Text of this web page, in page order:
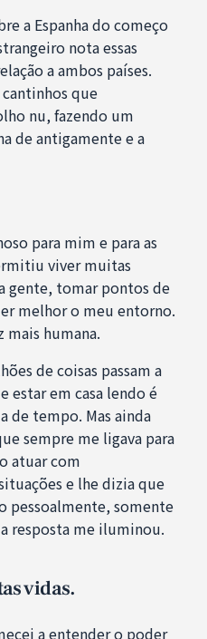
a Espanha do começo
nota essas
a ambos países.
que
nu, fazendo um
de antigamente e a
para mim e para as
viver muitas
gente, tomar pontos de
melhor o meu entorno.
humana.
de coisas passam a
estar em casa lendo é
de tempo. Mas ainda
sempre me ligava para
atuar com
e lhe dizia que
pessoalmente, somente
resposta me iluminou.
vidas.
a entender o poder